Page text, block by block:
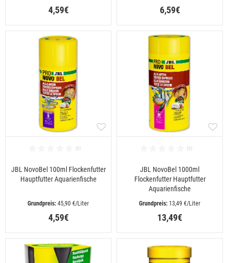
4,59€ 6,59€
JBL NovoBel 100ml Flockenfutter
Hauptfutter Aquarienfische
45,90 €/Liter
4,59€
JBL NovoBel 1000ml
Flockenfutter Hauptfutter
Aquarienfische
13,49 €/Liter
13,49€